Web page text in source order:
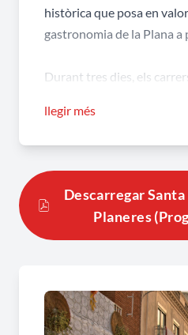
històrica que posa en
gastronomia de la Plana a
Durant tres dies, els
balls tradicionals, jocs
Arrels Planeres destaca
vestimenta tradicional,
l’ambient d’època i a fer de
llegir més
Descarregar
Planeres